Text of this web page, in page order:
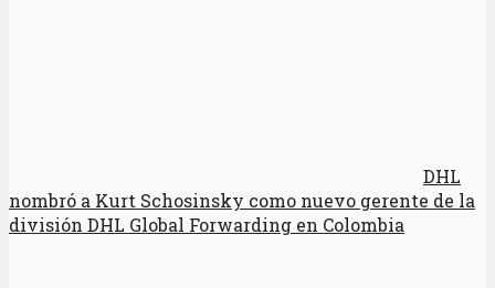
DHL
nombró a Kurt Schosinsky como nuevo gerente de la
división DHL Global Forwarding en Colombia